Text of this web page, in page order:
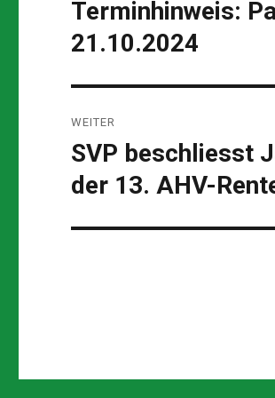
Vorheriger
Beitrag:
Terminhinweis:
21.10.2024
WEITER
Nächster
Beitrag:
SVP beschliesst
der 13. AHV-